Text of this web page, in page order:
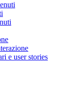
e user stories